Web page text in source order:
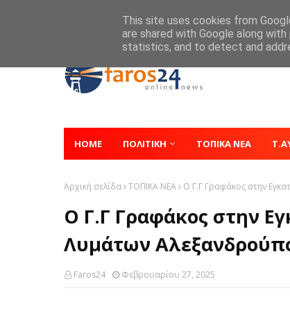
HOME ΠΟΛΙΤΙΚΗ ΤΟΠΙΚΑ ΝΕΑ
Αρχική σελίδα ΤΟΠΙΚΑ ΝΕΑ Ο Γ.Γ Γραφάκος στην
Ο Γ.Γ Γραφάκος στην
Λυμάτων
Faros24 Φεβρουαρίου 27, 2025
This site uses cookies from
are shared with Google along
statistics, and to detect and